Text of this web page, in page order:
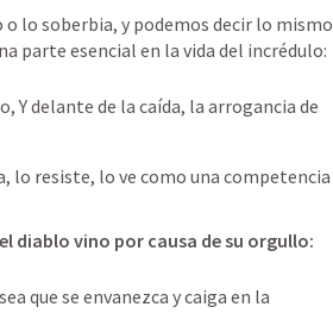
lo soberbia, y podemos decir lo mismo
Y delante de la caída, la arrogancia de
lo resiste, lo ve como una competencia
diablo vino por causa de su orgullo:
que se envanezca y caiga en la